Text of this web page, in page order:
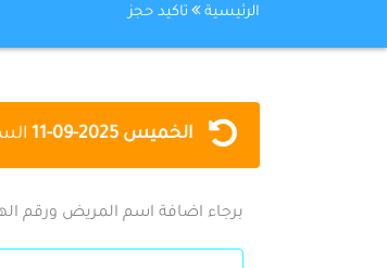
الرئيسية تاكيد حجز
الخميس 2025-09-11
برجاء اضافة اسم المريض ورقم